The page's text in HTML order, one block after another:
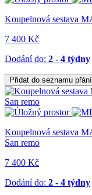
Koupelnová sestava
7 400 Kč
Dodání do: 2 - 4 týdny
Přidat do seznamu přání
Koupelnová sestava
San remo
7 400 Kč
Dodání do: 2 - 4 týdny